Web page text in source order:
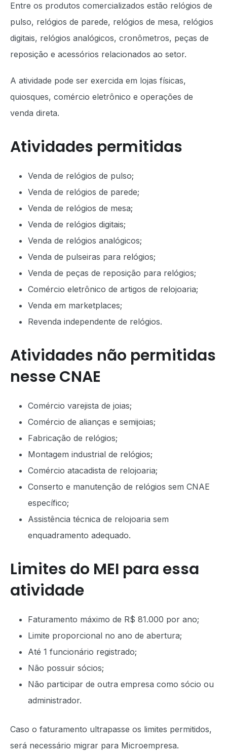
Entre os produtos comercializados estão relógios de
pulso, relógios de parede, relógios de mesa, relógios
digitais, relógios analógicos, cronômetros, peças de
reposição e acessórios relacionados ao setor.
A atividade pode ser exercida em lojas físicas,
quiosques, comércio eletrônico e operações de
venda direta.
Atividades permitidas
Venda de relógios de pulso;
Venda de relógios de parede;
Venda de relógios de mesa;
Venda de relógios digitais;
Venda de relógios analógicos;
Venda de pulseiras para relógios;
Venda de peças de reposição para relógios;
Comércio eletrônico de artigos de relojoaria;
Venda em marketplaces;
Revenda independente de relógios.
Atividades não permitidas
nesse CNAE
Comércio varejista de joias;
Comércio de alianças e semijoias;
Fabricação de relógios;
Montagem industrial de relógios;
Comércio atacadista de relojoaria;
Conserto e manutenção de relógios sem CNAE
específico;
Assistência técnica de relojoaria sem
enquadramento adequado.
Limites do MEI para essa
atividade
Faturamento máximo de R$ 81.000 por ano;
Limite proporcional no ano de abertura;
Até 1 funcionário registrado;
Não possuir sócios;
Não participar de outra empresa como sócio ou
administrador.
Caso o faturamento ultrapasse os limites permitidos,
será necessário migrar para Microempresa.